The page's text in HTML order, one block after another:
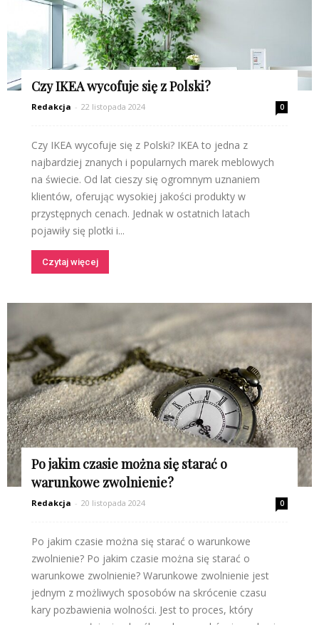
Czy IKEA wycofuje się z Polski?
Redakcja - 22 listopada 2024 0
Czy IKEA wycofuje się z Polski? IKEA to jedna z
najbardziej znanych i popularnych marek meblowych
na świecie. Od lat cieszy się ogromnym uznaniem
klientów, oferując wysokiej jakości produkty w
przystępnych cenach. Jednak w ostatnich latach
pojawiły się plotki i...
Czytaj więcej
Po jakim czasie można się starać o
warunkowe zwolnienie?
Redakcja - 20 listopada 2024 0
Po jakim czasie można się starać o warunkowe
zwolnienie? Po jakim czasie można się starać o
warunkowe zwolnienie? Warunkowe zwolnienie jest
jednym z możliwych sposobów na skrócenie czasu
kary pozbawienia wolności. Jest to proces, który